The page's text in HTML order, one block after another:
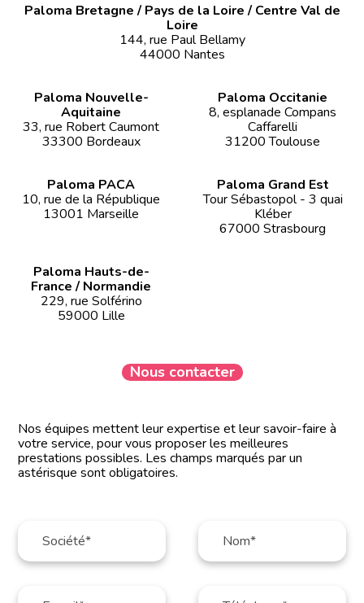
Paloma Bretagne / Pays de la Loire / Centre Val de
Loire
144, rue Paul Bellamy
44000 Nantes
Paloma Nouvelle-
Aquitaine
33, rue Robert Caumont
33300 Bordeaux
Paloma Occitanie
8, esplanade Compans
Caffarelli
31200 Toulouse
Paloma PACA
10, rue de la République
13001 Marseille
Paloma Grand Est
Tour Sébastopol - 3 quai
Kléber
67000 Strasbourg
Paloma Hauts-de-
France / Normandie
229, rue Solférino
59000 Lille
Nous contacter
Nos équipes mettent leur expertise et leur savoir-faire à
votre service, pour vous proposer les meilleures
prestations possibles. Les champs marqués par un
astérisque sont obligatoires.